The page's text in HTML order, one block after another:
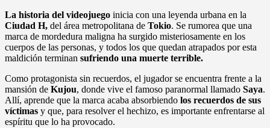
La historia del videojuego inicia con una leyenda urbana en la
Ciudad H, del área metropolitana de Tokio. Se rumorea que una
marca de mordedura maligna ha surgido misteriosamente en los
cuerpos de las personas, y todos los que quedan atrapados por esta
maldición terminan sufriendo una muerte terrible.
Como protagonista sin recuerdos, el jugador se encuentra frente a la
mansión de Kujou, donde vive el famoso paranormal llamado Saya.
Allí, aprende que la marca acaba absorbiendo los recuerdos de sus
víctimas y que, para resolver el hechizo, es importante enfrentarse al
espíritu que lo ha provocado.